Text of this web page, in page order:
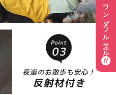
ワンダフルセール